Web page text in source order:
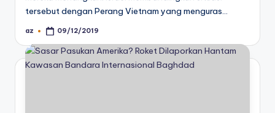
tersebut dengan Perang Vietnam yang menguras…
Posted
az 09/12/2019